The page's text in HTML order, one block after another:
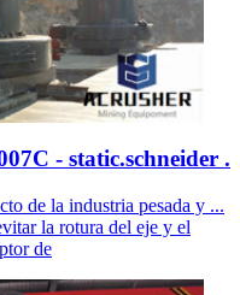
- static.schneider .
de la industria pesada y ...
la rotura del eje y el
de